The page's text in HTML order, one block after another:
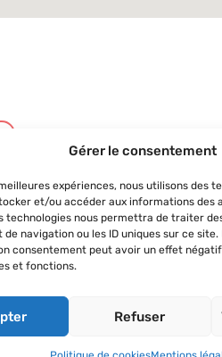
Gérer le consentement
expériences, nous utilisons des
et/ou accéder aux informations des
technologies nous permettra de traiter
navigation ou les ID uniques sur ce
consentement peut avoir un effet
et fonctions.
Refuser
AVF
du réseau